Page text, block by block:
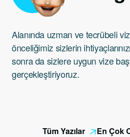
Alanında uzman ve tecrübeli
önceliğimiz sizlerin
sonra da sizlere uygun vize
gerçekleştiriyoruz.
Tüm Yazılar En Çok